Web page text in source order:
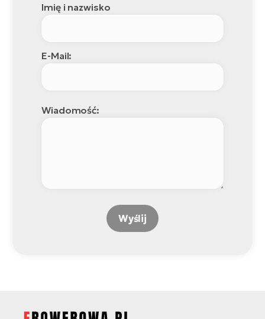
Imię i nazwisko
E-Mail:
Wiadomość:
Wyślij